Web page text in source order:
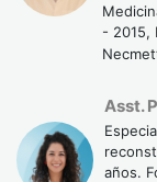
- 2015,
Asst.
años.